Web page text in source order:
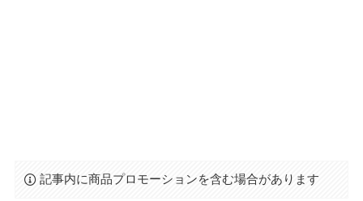
記事内に商品プロモーションを含む場合があります